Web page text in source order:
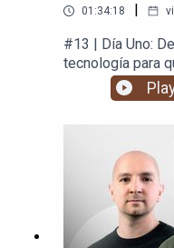
01:34:18 |
#13 | Día Uno:
tecnología para
y en tu vida.